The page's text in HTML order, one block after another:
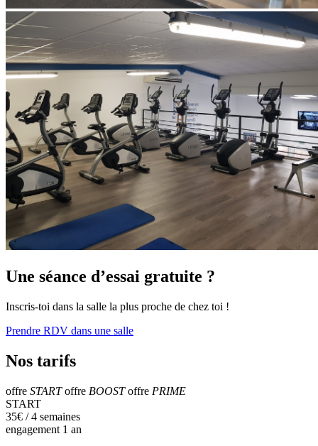
Une séance d’essai gratuite ?
Inscris-toi dans la salle la plus proche de chez toi !
Prendre RDV dans une salle
Nos tarifs
offre START offre BOOST offre PRIME
START
35€ / 4 semaines
engagement 1 an